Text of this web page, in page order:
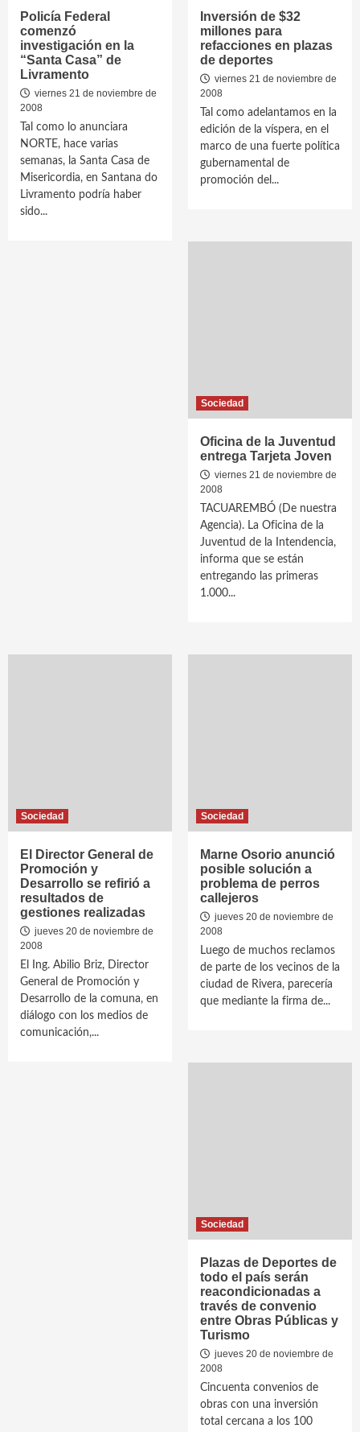
Policía Federal
comenzó
investigación en la
“Santa Casa” de
Livramento
viernes 21 de noviembre de
2008
Tal como lo anunciara
NORTE, hace varias
semanas, la Santa Casa de
Misericordia, en Santana do
Livramento podría haber
sido...
Inversión de $32
millones para
refacciones en plazas
de deportes
viernes 21 de noviembre de
2008
Tal como adelantamos en la
edición de la víspera, en el
marco de una fuerte política
gubernamental de
promoción del...
Sociedad
Oficina de la Juventud
entrega Tarjeta Joven
viernes 21 de noviembre de
2008
TACUAREMBÓ (De nuestra
Agencia). La Oficina de la
Juventud de la Intendencia,
informa que se están
entregando las primeras
1.000...
Sociedad
El Director General de
Promoción y
Desarrollo se refirió a
resultados de
gestiones realizadas
jueves 20 de noviembre de
2008
El Ing. Abilio Briz, Director
General de Promoción y
Desarrollo de la comuna, en
diálogo con los medios de
comunicación,...
Sociedad
Marne Osorio anunció
posible solución a
problema de perros
callejeros
jueves 20 de noviembre de
2008
Luego de muchos reclamos
de parte de los vecinos de la
ciudad de Rivera, parecería
que mediante la firma de...
Sociedad
Plazas de Deportes de
todo el país serán
reacondicionadas a
través de convenio
entre Obras Públicas y
Turismo
jueves 20 de noviembre de
2008
Cincuenta convenios de
obras con una inversión
total cercana a los 100